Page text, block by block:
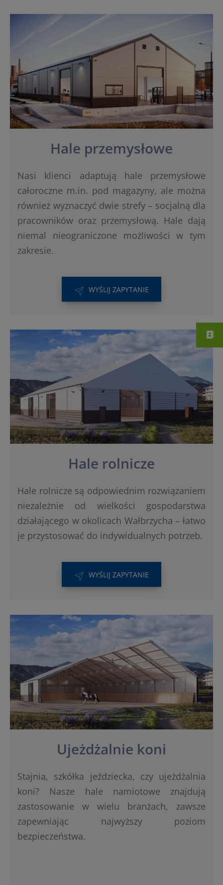
Hale przemysłowe
Nasi klienci adaptują hale przemysłowe
całoroczne m.in. pod magazyny, ale można
również wyznaczyć dwie strefy – socjalną dla
pracowników oraz przemysłową. Hale dają
niemal nieograniczone możliwości w tym
zakresie.
WYŚLIJ ZAPYTANIE
Hale rolnicze
Hale rolnicze są odpowiednim rozwiązaniem
niezależnie od wielkości gospodarstwa
działającego w okolicach Wałbrzycha – łatwo
je przystosować do indywidualnych potrzeb.
WYŚLIJ ZAPYTANIE
Ujeżdżalnie koni
Stajnia, szkółka jeździecka, czy ujeżdżalnia
koni? Nasze hale namiotowe znajdują
zastosowanie w wielu branżach, zawsze
zapewniając najwyższy poziom
bezpieczeństwa.